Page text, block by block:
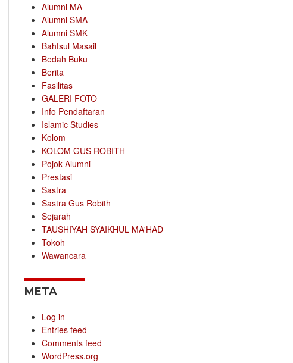
Alumni MA
Alumni SMA
Alumni SMK
Bahtsul Masail
Bedah Buku
Berita
Fasilitas
GALERI FOTO
Info Pendaftaran
Islamic Studies
Kolom
KOLOM GUS ROBITH
Pojok Alumni
Prestasi
Sastra
Sastra Gus Robith
Sejarah
TAUSHIYAH SYAIKHUL MA'HAD
Tokoh
Wawancara
META
Log in
Entries feed
Comments feed
WordPress.org